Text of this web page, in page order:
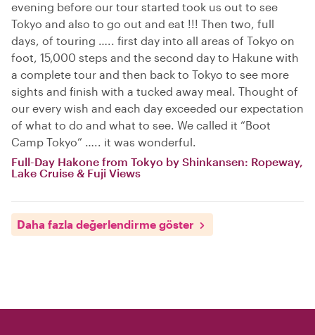
evening before our tour started took us out to see
Tokyo and also to go out and eat !!! Then two, full
days, of touring ….. first day into all areas of Tokyo on
foot, 15,000 steps and the second day to Hakune with
a complete tour and then back to Tokyo to see more
sights and finish with a tucked away meal. Thought of
our every wish and each day exceeded our expectation
of what to do and what to see. We called it “Boot
Camp Tokyo” ….. it was wonderful.
Full-Day Hakone from Tokyo by Shinkansen: Ropeway,
Lake Cruise & Fuji Views
Daha fazla değerlendirme göster